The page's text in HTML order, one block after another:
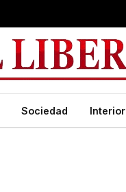
Sociedad Interior